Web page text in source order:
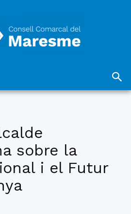
Comarcal
del
sobre la
i el Futur